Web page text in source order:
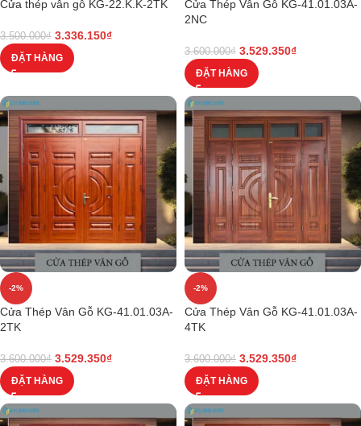
Cửa thép vân gỗ KG-22.K.K-2TK
3.500.000₫ 3.336.150₫
ĐẶT HÀNG
Cửa Thép Vân Gỗ KG-41.01.03A-
2NC
3.600.000₫ 3.529.350₫
ĐẶT HÀNG
-2%
Cửa Thép Vân Gỗ KG-41.01.03A-
2TK
3.600.000₫ 3.529.350₫
ĐẶT HÀNG
-2%
Cửa Thép Vân Gỗ KG-41.01.03A-
4TK
3.600.000₫ 3.529.350₫
ĐẶT HÀNG